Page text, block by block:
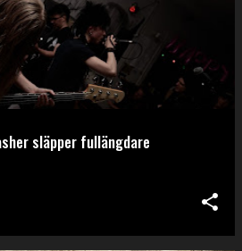
släpper fullängdare